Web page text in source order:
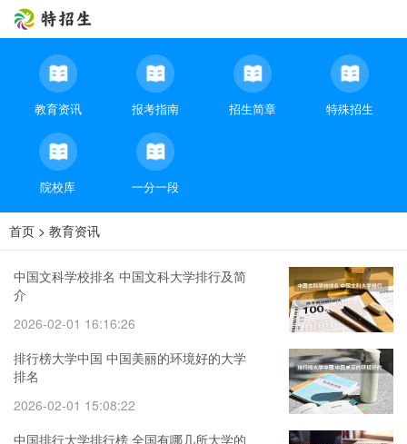
教育资讯 报考指南 招生简章 特殊招生
院校库 一分一段
首页 > 教育资讯
中国文科学校排名 中国文科大学排行及简
介
2026-02-01 16:16:26
排行榜大学中国 中国美丽的环境好的大学
排名
2026-02-01 15:08:22
中国排行大学排行榜 全国有哪几所大学的